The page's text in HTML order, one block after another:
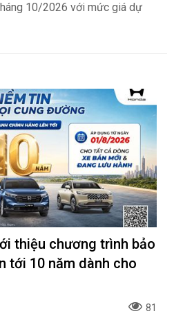
10/2026 với mức giá dự
thiệu chương trình bảo
tới 10 năm dành cho
81